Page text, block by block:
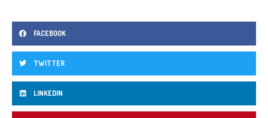
FACEBOOK
TWITTER
LINKEDIN